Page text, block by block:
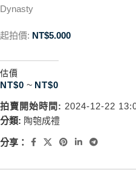
Dynasty
起拍價: NT$5.000
估價
NT$0 ~ NT$0
拍賣開始時間: 2024-12-22
分類: 陶匏成禮
分享：